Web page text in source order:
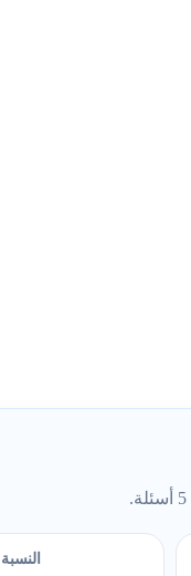
النسبة